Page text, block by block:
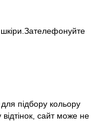
для підбору кольору
сайт може не